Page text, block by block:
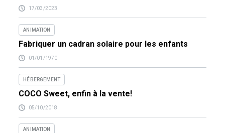
17/03/2023
ANIMATION
Fabriquer un cadran solaire pour les enfants
01/01/1970
HÉBERGEMENT
COCO Sweet, enfin à la vente!
05/10/2018
ANIMATION